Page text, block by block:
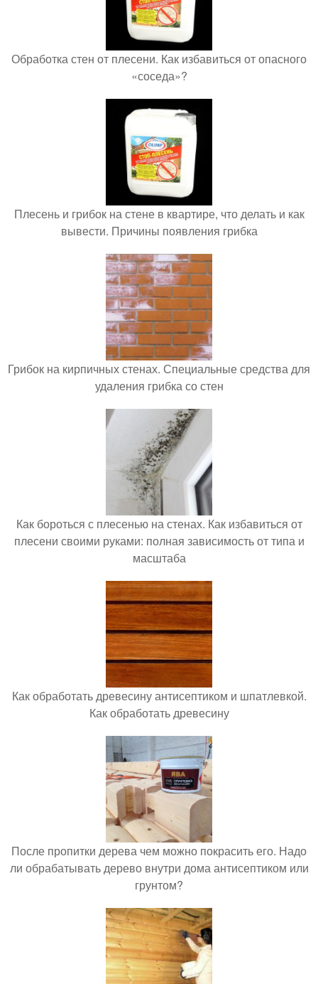
Обработка стен от плесени. Как избавиться от опасного
«соседа»?
Плесень и грибок на стене в квартире, что делать и как
вывести. Причины появления грибка
Грибок на кирпичных стенах. Специальные средства для
удаления грибка со стен
Как бороться с плесенью на стенах. Как избавиться от
плесени своими руками: полная зависимость от типа и
масштаба
Как обработать древесину антисептиком и шпатлевкой.
Как обработать древесину
После пропитки дерева чем можно покрасить его. Надо
ли обрабатывать дерево внутри дома антисептиком или
грунтом?